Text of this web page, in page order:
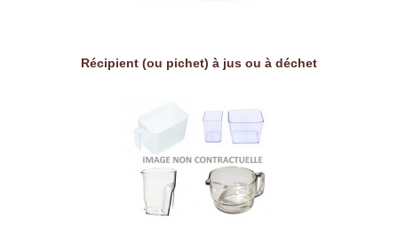
Récipient (ou pichet) à jus ou à déchet